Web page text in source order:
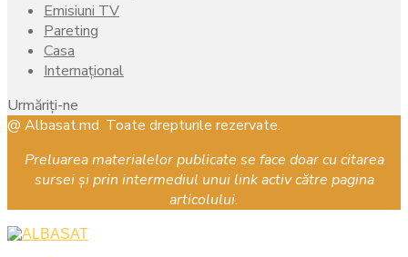
Emisiuni TV
Pareting
Casa
Internațional
Urmăriți-ne
Facebook
Instagram
Youtube
@ Albasat.md. Toate drepturile rezervate.
Preluarea materialelor publicate se face doar cu citarea
sursei și prin intermediul unui link activ către pagina
articolului.